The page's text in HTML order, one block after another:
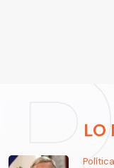
LO
Política